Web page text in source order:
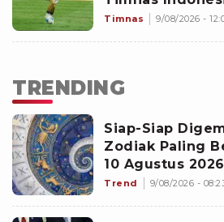
Piala AFF 2026:
Timnas 9/08/2026 -
TRENDING
Siap-Siap
Zodiak Paling
10 Agustus
Proyek Emas
Trend 9/08/2026 -